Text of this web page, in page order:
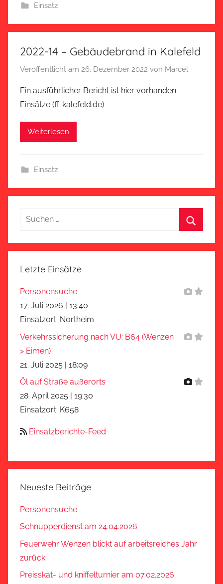
Einsatz
2022-14 – Gebäudebrand in Kalefeld
Veröffentlicht am 26. Dezember 2022 von Marcel
Ein ausführlicher Bericht ist hier vorhanden:
Einsätze (ff-kalefeld.de)
Weiterlesen
Einsatz
Suchen
Letzte Einsätze
Personensuche
17. Juli 2026
13:40
Einsatzort: Northeim
Verkehrssicherung nach VU: B64 (Wenzen
> Eimen)
21. Juli 2025 | 18:09
Öl auf Straße außerorts
28. April 2025 | 19:30
Einsatzort: K658
Einsatzberichte-Feed
Neueste Beiträge
Personensuche
Schnupperdienst am 24.04.2026
Feuerwehr Wenzen blickt auf arbeitsreiches Jahr
zurück
Preisskat- und kniffelturnier am 07.02.2026